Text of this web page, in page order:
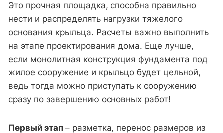
Это прочная площадка, способна правильно
нести и распределять нагрузки тяжелого
основания крыльца. Расчеты важно выполнить
на этапе проектирования дома. Еще лучше,
если монолитная конструкция фундамента под
жилое сооружение и крыльцо будет цельной,
ведь тогда можно приступать к сооружению
сразу по завершению основных работ!
Первый этап – разметка, перенос размеров из